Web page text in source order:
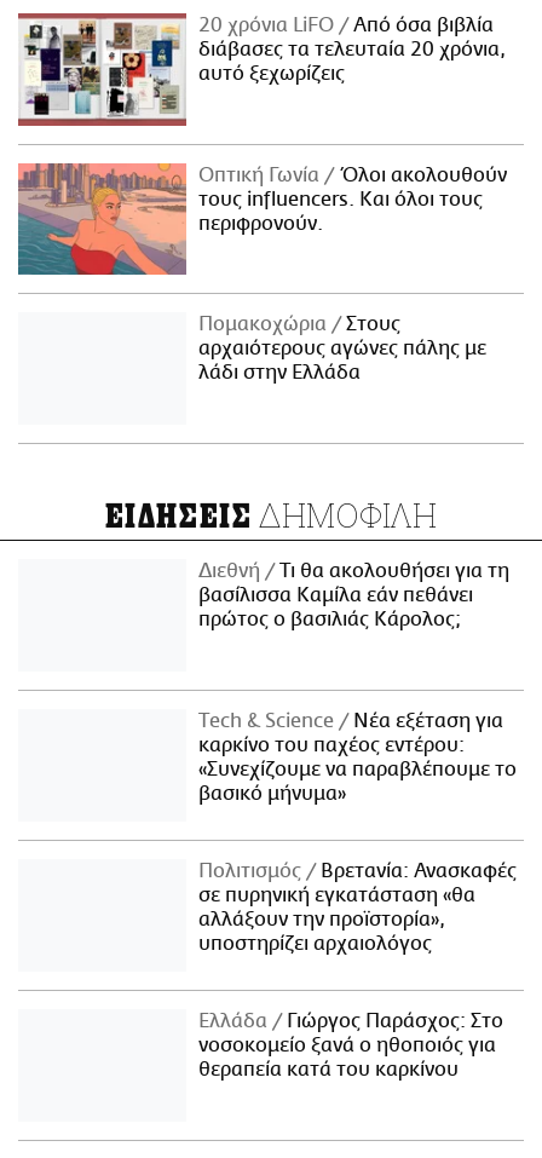
20 χρόνια LiFO
Από όσα βιβλία
διάβασες τα τελευταία 20 χρόνια,
αυτό ξεχωρίζεις
Οπτική Γωνία
Όλοι ακολουθούν
τους influencers. Και όλοι τους
περιφρονούν.
Πομακοχώρια
Στους
αρχαιότερους αγώνες πάλης με
λάδι στην Ελλάδα
ΕΙΔΗΣΕΙΣ ΔΗΜΟΦΙΛΗ
Διεθνή
Τι θα ακολουθήσει για τη
βασίλισσα Καμίλα εάν πεθάνει
πρώτος ο βασιλιάς Κάρολος;
Τech & Science
Νέα εξέταση για
καρκίνο του παχέος εντέρου:
«Συνεχίζουμε να παραβλέπουμε το
βασικό μήνυμα»
Πολιτισμός
Βρετανία: Ανασκαφές
σε πυρηνική εγκατάσταση «θα
αλλάξουν την προϊστορία»,
υποστηρίζει αρχαιολόγος
Ελλάδα
Γιώργος Παράσχος: Στο
νοσοκομείο ξανά ο ηθοποιός για
θεραπεία κατά του καρκίνου